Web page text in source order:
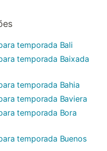
temporada Bali
temporada Baixada
temporada Bahia
temporada Baviera
temporada Bora
temporada Buenos